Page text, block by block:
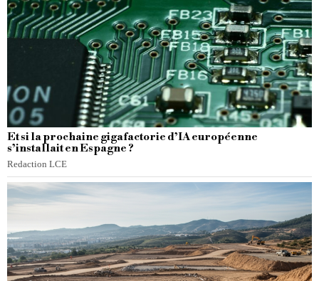
Et si la prochaine gigafactorie d’IA européenne
s’installait en Espagne ?
Redaction LCE